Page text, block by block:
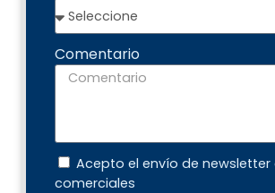
Comentario
Acepto el envío de newsletter
comerciales